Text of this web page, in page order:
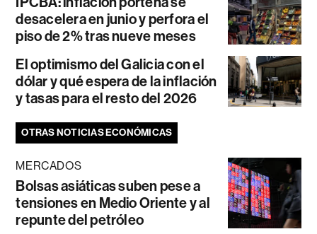
desacelera en junio y perfora el
piso de 2% tras nueve meses
El optimismo del Galicia con el
dólar y qué espera de la inflación
y tasas para el resto del 2026
OTRAS NOTICIAS ECONÓMICAS
MERCADOS
Bolsas asiáticas suben pese a
tensiones en Medio Oriente y al
repunte del petróleo